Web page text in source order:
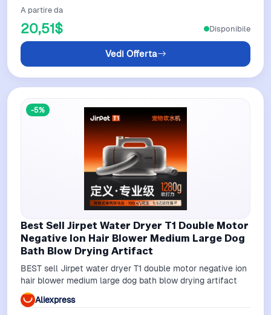
A partire da
20,51$
Vedi Offerta
Disponibile
-5%
Best Sell Jirpet Water Dryer T1 Double Motor
Negative Ion Hair Blower Medium Large Dog
Bath Blow Drying Artifact
BEST sell Jirpet water dryer T1 double motor negative ion
hair blower medium large dog bath blow drying artifact
Aliexpress